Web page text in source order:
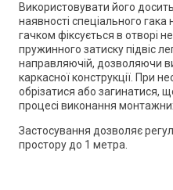
Використовувати його
наявності спеціального
гачком фіксується в отворі
пружинного затиску підвіс
направляючій, дозволяючи
каркасної конструкції. При
обрізатися або загинатися,
процесі виконання
Застосування дозволяє
простору до 1 метра.